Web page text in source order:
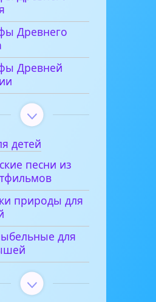
Древнего
Древней
детей
песни из
природы для
для